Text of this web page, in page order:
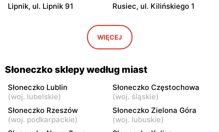
Lipnik, ul. Lipnik 91 Rusiec, ul. Kilińskiego 1
Wola Wiązowa, ul. Wola
Słoneczko
Dworszowice Pakoszowe,
ul. Długa 25
Słoneczko
Kiełczygłów, ul. Tysiąclecia
13
Słoneczko
Klimontów, ul. Rynek 20
Słoneczko
Siemkowice, ul. Szkolna 12
Słoneczko
Osjaków, ul. Rynek 4
WIĘCEJ
Słoneczko sklepy według miast
Słoneczko Lublin
(woj. lubelskie)
Słoneczko Częstochowa
(woj. śląskie)
Słoneczko Rzeszów
(woj. podkarpackie)
Słoneczko Zielona Góra
(woj. lubuskie)